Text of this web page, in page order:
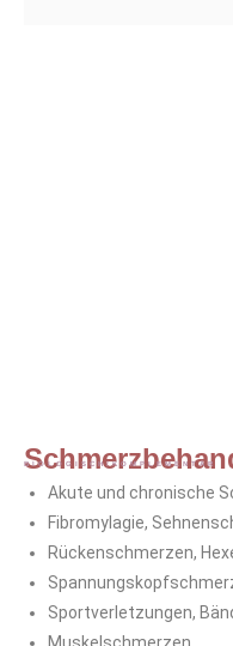
BIOLOGISCH/KOMPLEMENTÄR
Akute und chronische
Fibromylagie,
Rückenschmerzen,
Sportverletzungen,